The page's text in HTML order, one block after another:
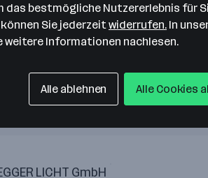
unseren Cookie-
zu, um diese Karte
anzuzeigen.
Zustimmung geben
LICHT GmbH
das bestmögliche Nutzererlebnis für
Sie jederzeit widerrufen. In
weitere Informationen nachlesen.
Alle ablehnen Alle Cookies